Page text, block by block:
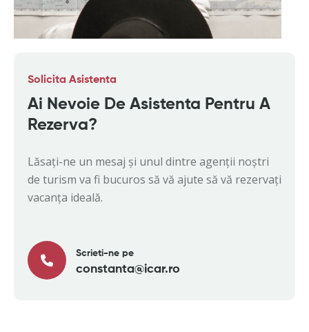
Solicita Asistenta
Ai Nevoie De Asistenta Pentru A
Rezerva?
Lăsați-ne un mesaj și unul dintre agenții noștri
de turism va fi bucuros să vă ajute să vă rezervați
vacanța ideală.
Scrieti-ne pe
constanta@icar.ro